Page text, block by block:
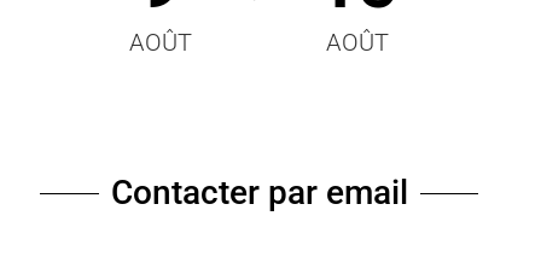
AOÛT AOÛT
Contacter par email